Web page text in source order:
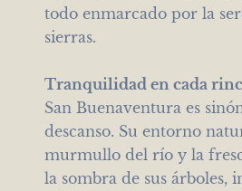
todo enmarcado por la
sierras.
Tranquilidad en cada
San Buenaventura es
descanso. Su entorno
murmullo del río y la
la sombra de sus árboles,